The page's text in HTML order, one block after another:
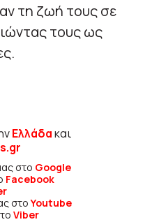
τη ζωή τους σε
τους ως
Ελλάδακαι
στο Google
Facebook
στοYoutube
Viber